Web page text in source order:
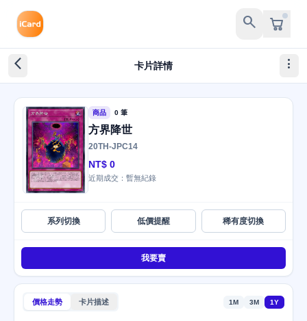
search
arrow_back_ios_new 卡片詳情 more_vert
商品 0 筆
方界降世
20TH-JPC14
NT$ 0
近期成交：暫無紀錄
系列切換 低價提醒 稀有度切換
我要賣
價格走勢 卡片描述 1M 3M 1Y